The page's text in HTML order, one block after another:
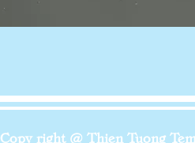
Copy right @ Thien Tuong